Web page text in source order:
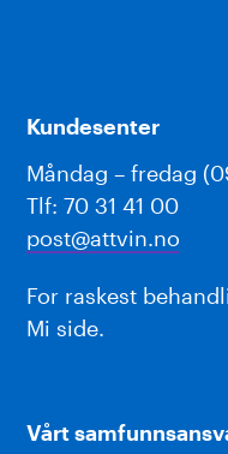
Kundesenter
Måndag – fredag
Tlf: 70 31 41 00
post@attvin.no
For raskest
Mi side.
Vårt